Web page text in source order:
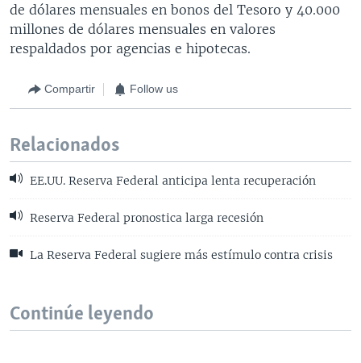
de dólares mensuales en bonos del Tesoro y 40.000
millones de dólares mensuales en valores
respaldados por agencias e hipotecas.
Compartir Follow us
Relacionados
EE.UU. Reserva Federal anticipa lenta recuperación
Reserva Federal pronostica larga recesión
La Reserva Federal sugiere más estímulo contra crisis
Continúe leyendo